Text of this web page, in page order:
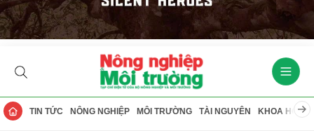
TIN TỨC NÔNG NGHIỆP MÔI TRƯỜNG TÀI NGUYÊN KHOA HỌC